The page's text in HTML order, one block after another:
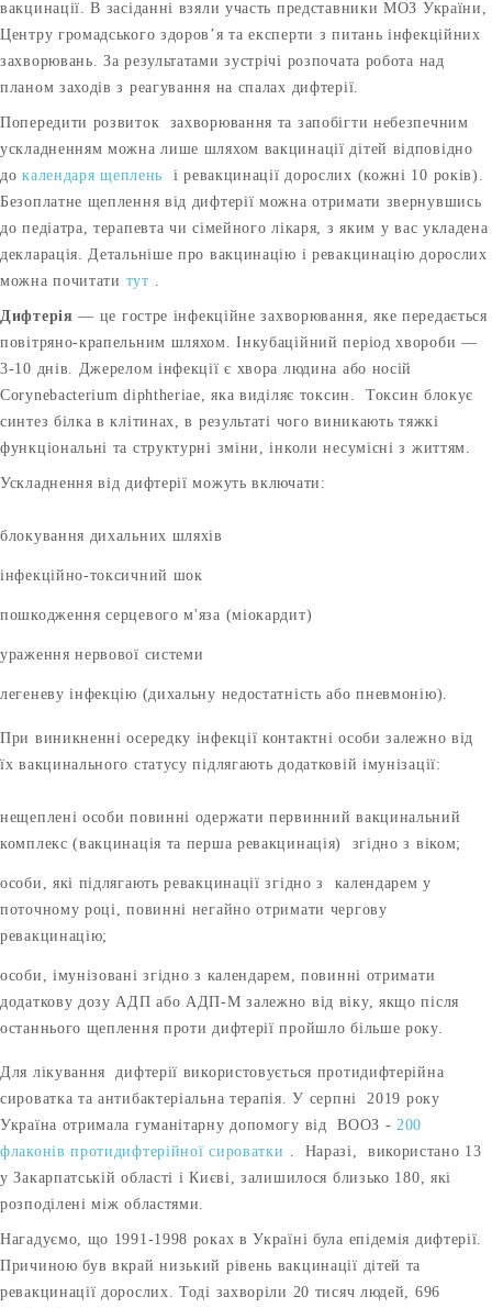
вакцинації. В засіданні взяли участь представники МОЗ України,
Центру громадського здоров’я та експерти з питань інфекційних
захворювань. За результатами зустрічі розпочата робота над
планом заходів з реагування на спалах дифтерії.
Попередити розвиток захворювання та запобігти небезпечним
ускладненням можна лише шляхом вакцинації дітей відповідно
докалендаря щеплень
і ревакцинації дорослих (кожні 10 років).
Безоплатне щеплення від дифтерії можна отримати звернувшись
до педіатра, терапевта чи сімейного лікаря, з яким у вас укладена
декларація. Детальніше про вакцинацію і ревакцинацію дорослих
можна почитати тут
Дифтерія — це гостре інфекційне захворювання, яке передається
повітряно-крапельним шляхом. Інкубаційний період хвороби —
3-10 днів. Джерелом інфекції є хвора людина або носій
Corynebacterium diphtheriae, яка виділяє токсин. Токсин блокує
синтез білка в клітинах, в результаті чого виникають тяжкі
функціональні та структурні зміни, інколи несумісні з життям.
Ускладнення від дифтерії можуть включати:
блокування дихальних шляхів
інфекційно-токсичний шок
пошкодження серцевого м'яза (міокардит)
ураження нервової системи
легеневу інфекцію (дихальну недостатність або пневмонію).
При виникненні осередку інфекції контактні особи залежно від
їх вакцинального статусу підлягають додатковій імунізації:
нещеплені особи повинні одержати первинний вакцинальний
комплекс (вакцинація та перша ревакцинація) згідно з віком;
особи, які підлягають ревакцинації згідно з календарем у
поточному році, повинні негайно отримати чергову
ревакцинацію;
особи, імунізовані згідно з календарем, повинні отримати
додаткову дозу АДП або АДП-М залежно від віку, якщо після
останнього щеплення проти дифтерії пройшло більше року.
Для лікування дифтерії використовується протидифтерійна
сироватка та антибактеріальна терапія. У серпні 2019 року
Україна отримала гуманітарну допомогу від ВООЗ - 200
флаконів протидифтерійної сироватки
. Наразі, використано 13
у Закарпатській області і Києві, залишилося близько 180, які
розподілені між областями.
Нагадуємо, що 1991-1998 роках в Україні була епідемія дифтерії.
Причиною був вкрай низький рівень вакцинації дітей та
ревакцинації дорослих. Тоді захворіли 20 тисяч людей, 696